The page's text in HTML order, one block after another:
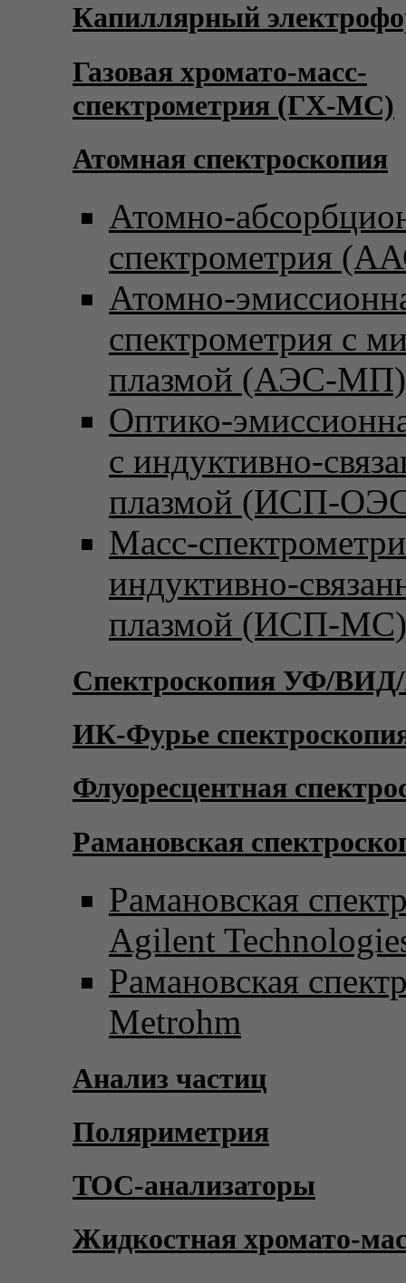
Капиллярный
Газовая хромато-масс-
спектрометрия (ГХ-МС)
Атомная спектроскопия
Атомно-
спектрометрия
Атомно-
спектрометрия с
плазмой (АЭС-МП)
Оптико-
с индуктивно-
плазмой (ИСП-
Масс-
индуктивно-
плазмой (ИСП-МС)
Спектроскопия УФ/
ИК-Фурье
Флуоресцентная
Рамановская
Рамановская
Agilent
Рамановская
Metrohm
Анализ частиц
Поляриметрия
TOC-анализаторы
Жидкостная хромато-